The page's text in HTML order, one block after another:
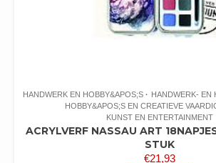
HANDWERK EN HOBBY&APOS;S
HANDWERK- EN
HOBBY&APOS;S EN CREATIEVE
KUNST EN ENTERTAINMENT
ACRYLVERF NASSAU ART
STUK
€21,93